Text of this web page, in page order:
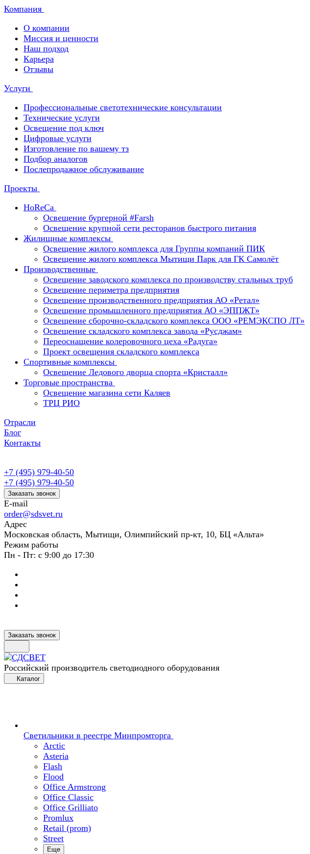
Компания
О компании
Миссия и ценности
Наш подход
Карьера
Отзывы
Услуги
Профессиональные светотехнические консультации
Технические услуги
Освещение под ключ
Цифровые услуги
Изготовление по вашему тз
Подбор аналогов
Послепродажное обслуживание
Проекты
HoReCa
Освещение бургерной #Farsh
Освещение крупной сети ресторанов быстрого питания
Жилищные комплексы
Освещение жилого комплекса для Группы компаний ПИК
Освещение жилого комплекса Мытищи Парк для ГК Самолёт
Производственные
Освещение заводского комплекса по производству стальных труб
Освещение периметра предприятия
Освещение производственного предприятия АО «Ретал»
Освещение промышленного предприятия АО «ЭППЖТ»
Освещение сборочно-складского комплекса ООО «РЕМЭКСПО ЛТ»
Освещение складского комплекса завода «Русджам»
Переоснащение колеровочного цеха «Радуга»
Проект освещения складского комплекса
Спортивные комплексы
Освещение Ледового дворца спорта «Кристалл»
Торговые пространства
Освещение магазина сети Каляев
ТРЦ РИО
Отрасли
Блог
Контакты
+7 (495) 979-40-50
+7 (495) 979-40-50
Заказать звонок
E-mail
order@sdsvet.ru
Адрес
Московская область, Мытищи, Олимпийский пр-кт, 10, БЦ «Альта»
Режим работы
Пн - Пт: с 9:00 до 17:30
Заказать звонок
Российский производитель светодиодного оборудования
Каталог
Светильники в реестре Минпромторга
Arctic
Asteria
Flash
Flood
Office Armstrong
Office Classic
Office Grilliato
Promlux
Retail (prom)
Street
Еще